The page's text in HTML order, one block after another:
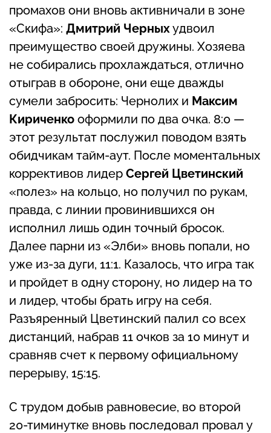
промахов они вновь активничали в зоне
«Скифа»: Дмитрий Черныхудвоил
преимущество своей дружины. Хозяева
не собирались прохлаждаться, отлично
отыграв в обороне, они еще дважды
сумели забросить: Чернолих и Максим
Кириченко оформили по два очка. 8:0 —
этот результат послужил поводом взять
обидчикам тайм-аут. После моментальных
коррективов лидер Сергей Цветинский
«полез» на кольцо, но получил по рукам,
правда, с линии провинившихся он
исполнил лишь один точный бросок.
Далее парни из «Элби» вновь попали, но
уже из-за дуги, 11:1. Казалось, что игра так
и пройдет в одну сторону, но лидер на то
и лидер, чтобы брать игру на себя.
Разъяренный Цветинский палил со всех
дистанций, набрав 11 очков за 10 минут и
сравняв счет к первому официальному
перерыву, 15:15.
С трудом добыв равновесие, во второй
20-тиминутке вновь последовал провал у